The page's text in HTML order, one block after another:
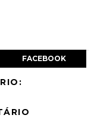
FACEBOOK